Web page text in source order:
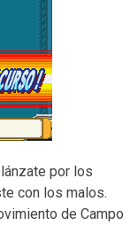
por los
con los malos.
de Campo